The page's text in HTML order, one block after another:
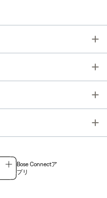
Bose Connectア
プリ